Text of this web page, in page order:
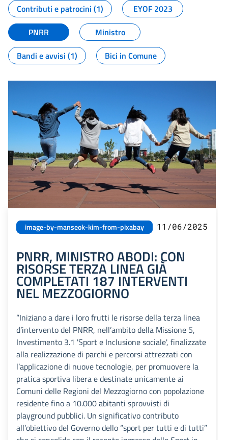
Contributi e patrocini (1)
EYOF 2023
PNRR
Ministro
Bandi e avvisi (1)
Bici in Comune
image-by-manseok-kim-from-pixabay 11/06/2025
PNRR, MINISTRO ABODI: CON
RISORSE TERZA LINEA GIÀ
COMPLETATI 187 INTERVENTI
NEL MEZZOGIORNO
“Iniziano a dare i loro frutti le risorse della terza linea
d’intervento del PNRR, nell’ambito della Missione 5,
Investimento 3.1 'Sport e Inclusione sociale', finalizzate
alla realizzazione di parchi e percorsi attrezzati con
l’applicazione di nuove tecnologie, per promuovere la
pratica sportiva libera e destinate unicamente ai
Comuni delle Regioni del Mezzogiorno con popolazione
residente fino a 10.000 abitanti sprovvisti di
playground pubblici. Un significativo contributo
all’obiettivo del Governo dello “sport per tutti e di tutti”